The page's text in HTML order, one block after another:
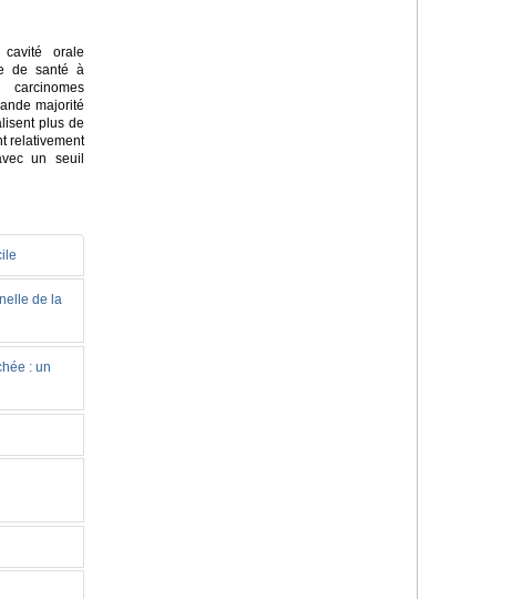
orale
de santé à
majorité
plus de
relativement
un seuil
de la
: un